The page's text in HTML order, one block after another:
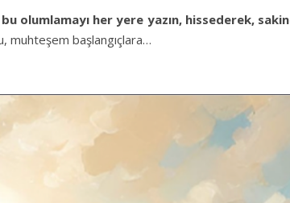
olumlamayı her yere yazın, hissederek,
muhteşem başlangıçlara…